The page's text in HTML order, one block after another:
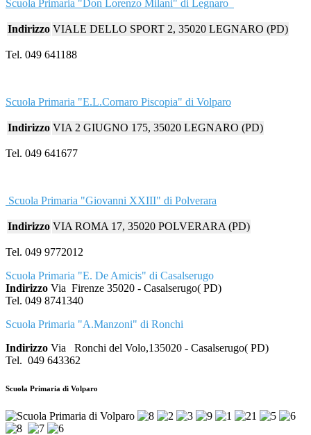
Scuola Primaria "Don Lorenzo Milani" di Legnaro
Indirizzo VIALE DELLO SPORT 2, 35020 LEGNARO (PD)
Tel. 049 641188
Scuola Primaria "E.L.Cornaro Piscopia" di Volparo
Indirizzo VIA 2 GIUGNO 175, 35020 LEGNARO (PD)
Tel. 049 641677
Scuola Primaria "Giovanni XXIII" di Polverara
Indirizzo VIA ROMA 17, 35020 POLVERARA (PD)
Tel. 049 9772012
Scuola Primaria "E. De Amicis" di Casalserugo
Indirizzo Via Firenze 35020 - Casalserugo( PD)
Tel. 049 8741340
Scuola Primaria "A.Manzoni" di Ronchi
Indirizzo Via Ronchi del Volo,135020 - Casalserugo( PD)
Tel. 049 643362
Scuola Primaria di Volparo